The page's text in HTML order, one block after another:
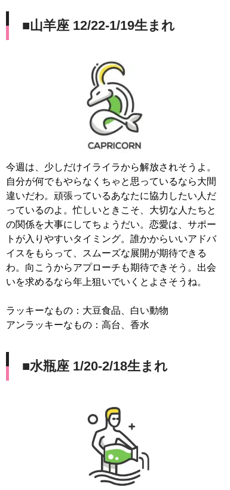
■山羊座 12/22-1/19生まれ
今週は、少しだけイライラから解放されそうよ。
自分が何でもやらなくちゃと思っているなら大間
違いだわ。頑張っているあなたに協力したい人だ
っているのよ。忙しいときこそ、大切な人たちと
の関係を大事にしてちょうだい。恋愛は、サポー
トが入りやすいタイミング。誰かからいいアドバ
イスをもらって、スムーズな展開が期待できる
わ。向こうからアプローチも期待できそう。出会
いを求めるなら年上狙いでいくとよさそうね。
ラッキーなもの：大豆食品、白い動物
アンラッキーなもの：高台、香水
■水瓶座 1/20-2/18生まれ